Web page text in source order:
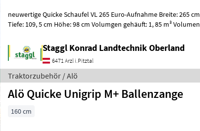
neuwertige Quicke Schaufel VL 265 Euro-Aufnahme Breite: 265 cm
Tiefe: 109, 5 cm Höhe: 98 cm Volumgen gehäuft: 1, 85 m³ Volumen
Staggl Konrad Landtechnik Oberland
6471 Arzl i.Pitztal
Traktorzubehör / Alö
Alö Quicke Unigrip M+ Ballenzange
160 cm